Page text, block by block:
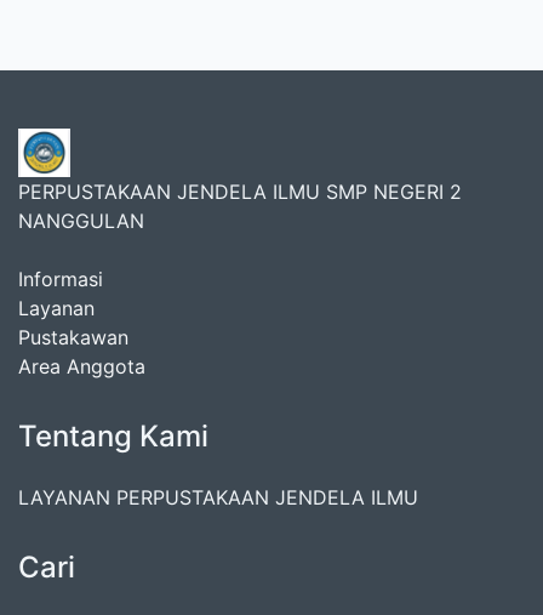
PERPUSTAKAAN JENDELA ILMU SMP NEGERI 2
NANGGULAN
Informasi
Layanan
Pustakawan
Area Anggota
Tentang Kami
LAYANAN PERPUSTAKAAN JENDELA ILMU
Cari